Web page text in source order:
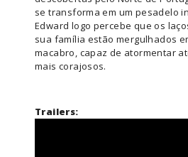
se transforma em um pesadelo
Edward logo percebe que os
sua família estão mergulhados
macabro, capaz de atormentar
mais corajosos.
Trailers: